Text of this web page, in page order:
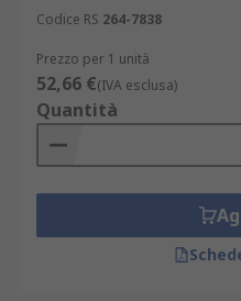
Codice RS 264-7838
Prezzo per 1 unità
52,66 €(IVA esclusa)
Quantità